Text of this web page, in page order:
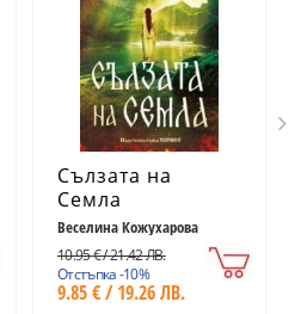
Сълзата на
Семла
Веселина Кожухарова
10.95 € / 21.42 ЛВ.
Отстъпка -10%
9.85 € / 19.26 ЛВ.